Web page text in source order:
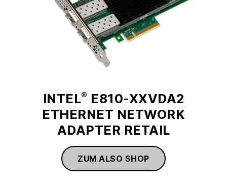
INTEL® E810-XXVDA2
ETHERNET NETWORK
ADAPTER RETAIL
ZUM ALSO SHOP